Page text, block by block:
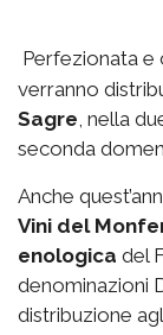
Perfezionata e
verranno
Sagre , nella
seconda
Anche
Vini del
enologica del
denominazioni
distribuzione